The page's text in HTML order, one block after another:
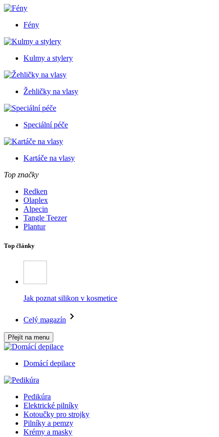
Fény
Kulmy a stylery
Žehličky na vlasy
Speciální péče
Kartáče na vlasy
Top značky
Redken
Olaplex
Alpecin
Tangle Teezer
Plantur
Top články
Jak poznat silikon v kosmetice
Celý magazín
Přejít na menu
Domácí depilace
Pedikúra
Elektrické pilníky
Kotoučky pro strojky
Pilníky a pemzy
Krémy a masky